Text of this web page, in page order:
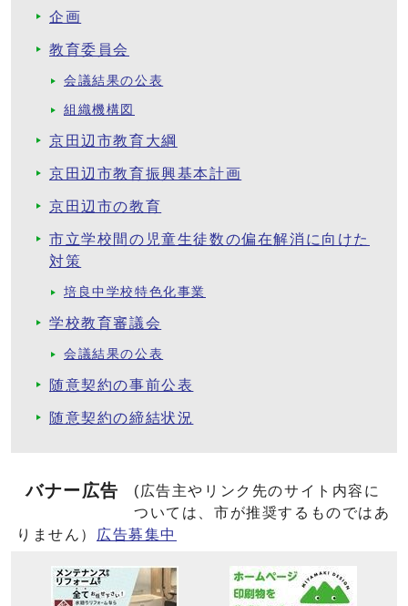
企画
教育委員会
会議結果の公表
組織機構図
京田辺市教育大綱
京田辺市教育振興基本計画
京田辺市の教育
市立学校間の児童生徒数の偏在解消に向けた
対策
培良中学校特色化事業
学校教育審議会
会議結果の公表
随意契約の事前公表
随意契約の締結状況
バナー広告
(広告主やリンク先のサイト内容に
ついては、市が推奨するものではあ
りません）
広告募集中